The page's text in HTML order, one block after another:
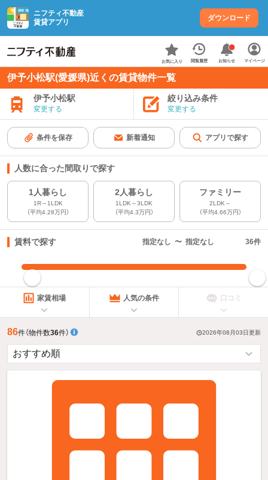
ニフティ不動産
賃貸アプリ
ダウンロード
お気に入り 閲覧履歴 お知らせ マイページ
伊予小松駅(愛媛県)近くの賃貸物件一覧
伊予小松駅
変更する
絞り込み条件
変更する
条件を保存 新着通知 アプリで探す
人数に合った間取りで探す
1人暮らし
1R～1LDK
（平均4.28万円）
2人暮らし
1LDK～3LDK
（平均4.3万円）
ファミリー
2LDK～
（平均4.66万円）
賃料で探す 指定なし 〜 指定なし 36件
指定した賃料で絞り込む
家賃相場 人気の条件 口コミ
86件（物件数36件） 2026年08月03日更新